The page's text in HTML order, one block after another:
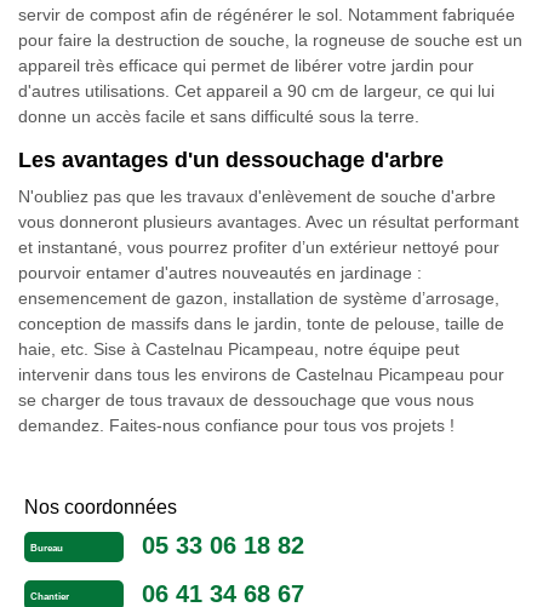
servir de compost afin de régénérer le sol. Notamment fabriquée
pour faire la destruction de souche, la rogneuse de souche est un
appareil très efficace qui permet de libérer votre jardin pour
d'autres utilisations. Cet appareil a 90 cm de largeur, ce qui lui
donne un accès facile et sans difficulté sous la terre.
Les avantages d'un dessouchage d'arbre
N'oubliez pas que les travaux d'enlèvement de souche d'arbre
vous donneront plusieurs avantages. Avec un résultat performant
et instantané, vous pourrez profiter d’un extérieur nettoyé pour
pourvoir entamer d'autres nouveautés en jardinage :
ensemencement de gazon, installation de système d’arrosage,
conception de massifs dans le jardin, tonte de pelouse, taille de
haie, etc. Sise à Castelnau Picampeau, notre équipe peut
intervenir dans tous les environs de Castelnau Picampeau pour
se charger de tous travaux de dessouchage que vous nous
demandez. Faites-nous confiance pour tous vos projets !
Nos coordonnées
Bureau 05 33 06 18 82
Chantier 06 41 34 68 67